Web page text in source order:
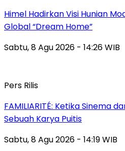
Himel Hadirkan Visi Hunian
Global “Dream Home”
Sabtu, 8 Agu 2026 - 14:26 WIB
Pers Rilis
FAMILIARITÉ: Ketika Sinema
Sebuah Karya Puitis
Sabtu, 8 Agu 2026 - 14:19 WIB